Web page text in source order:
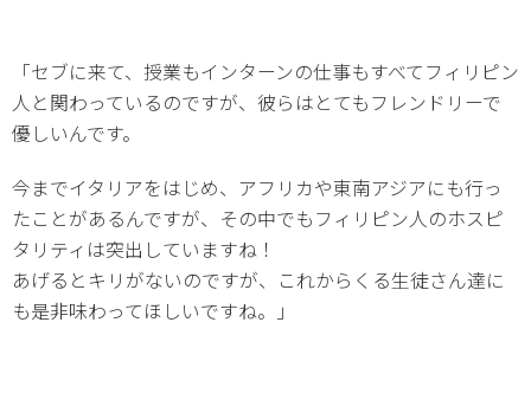
「セブに来て、授業もインターンの仕事もすべてフィリピン
人と関わっているのですが、彼らはとてもフレンドリーで
優しいんです。
今までイタリアをはじめ、アフリカや東南アジアにも行っ
たことがあるんですが、その中でもフィリピン人のホスピ
タリティは突出していますね！
あげるとキリがないのですが、これからくる生徒さん達に
も是非味わってほしいですね。」